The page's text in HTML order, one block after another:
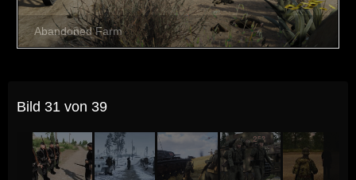
Bild 31 von 39